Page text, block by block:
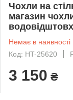
Чохли на
магазин
Немає в наявності
Код: HT-25620
3 150 ₴